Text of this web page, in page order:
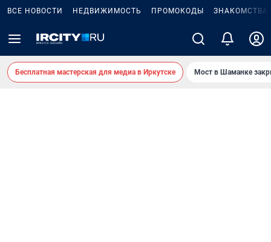
ВСЕ НОВОСТИ НЕДВИЖИМОСТЬ ПРОМОКОДЫ ЗНАКОМСТВА
Бесплатная мастерская для медиа в Иркутске Мост в Шаманке